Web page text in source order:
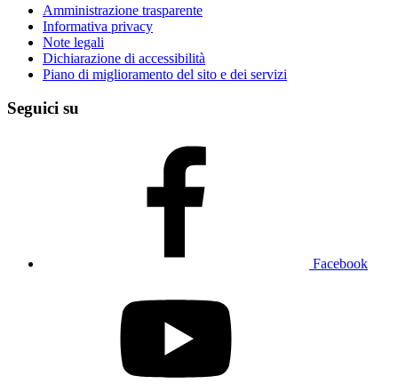
Amministrazione trasparente
Informativa privacy
Note legali
Dichiarazione di accessibilità
Piano di miglioramento del sito e dei servizi
Seguici su
Facebook